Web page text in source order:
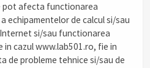
pot afecta functionarea
echipamentelor de calcul si/sau
si/sau functionarea
cazul www.lab501.ro, fie in
de probleme tehnice si/sau de